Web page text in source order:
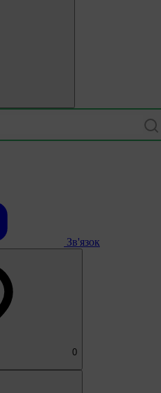
Зв'язок
0